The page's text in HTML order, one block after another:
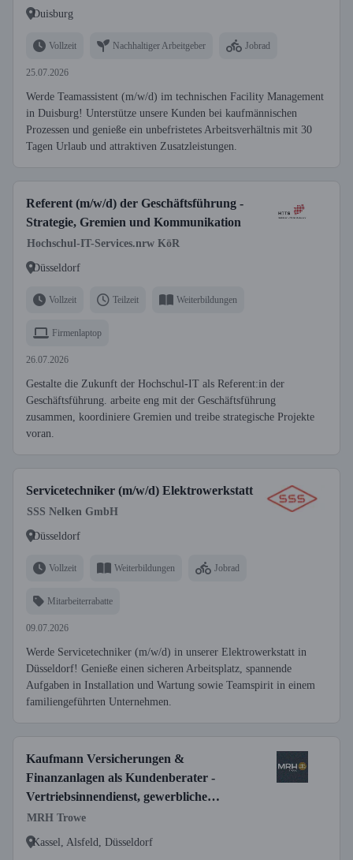
Duisburg
Vollzeit Nachhaltiger Arbeitgeber Jobrad
25.07.2026
Werde Teamassistent (m/w/d) im technischen Facility Management
in Duisburg! Unterstütze unsere Kunden bei kaufmännischen
Prozessen und genieße ein unbefristetes Arbeitsverhältnis mit 30
Tagen Urlaub und attraktiven Zusatzleistungen.
Referent (m/w/d) der Geschäftsführung -
Strategie, Gremien und Kommunikation
Hochschul-IT-Services.nrw KöR
Düsseldorf
Vollzeit Teilzeit Weiterbildungen
Firmenlaptop
26.07.2026
Gestalte die Zukunft der Hochschul-IT als Referent:in der
Geschäftsführung. arbeite eng mit der Geschäftsführung
zusammen, koordiniere Gremien und treibe strategische Projekte
voran.
Servicetechniker (m/w/d) Elektrowerkstatt
SSS Nelken GmbH
Düsseldorf
Vollzeit Weiterbildungen Jobrad
Mitarbeiterrabatte
09.07.2026
Werde Servicetechniker (m/w/d) in unserer Elektrowerkstatt in
Düsseldorf! Genieße einen sicheren Arbeitsplatz, spannende
Aufgaben in Installation und Wartung sowie Teamspirit in einem
familiengeführten Unternehmen.
Kaufmann Versicherungen &
Finanzanlagen als Kundenberater -
Vertriebsinnendienst, gewerbliche
Versicherungen (w/m/d)
MRH Trowe
Kassel, Alsfeld, Düsseldorf